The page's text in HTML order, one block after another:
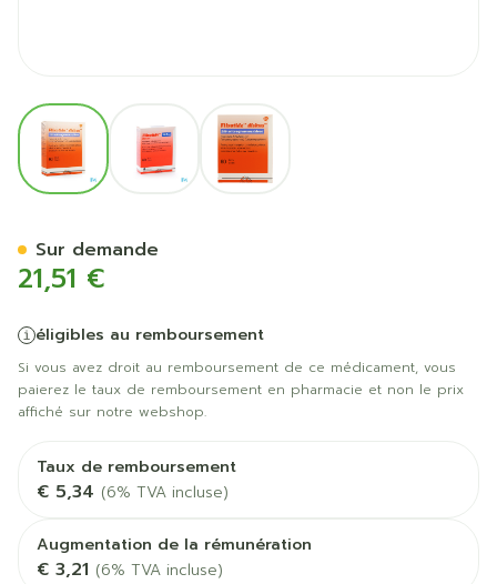
View larger imageView larger imageView larger image
21,51 €
éligibles au remboursement
Si vous avez droit au remboursement de ce médicament, vous
paierez le taux de remboursement en pharmacie et non le prix
affiché sur notre webshop.
Taux de remboursement
€ 5,34 (6% TVA incluse)
Augmentation de la rémunération
€ 3,21 (6% TVA incluse)
Sur demande